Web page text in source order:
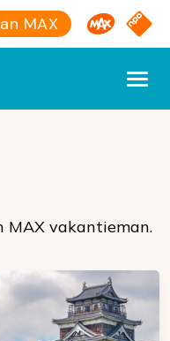
MAX Omroep
NPO
MAX vakantieman.